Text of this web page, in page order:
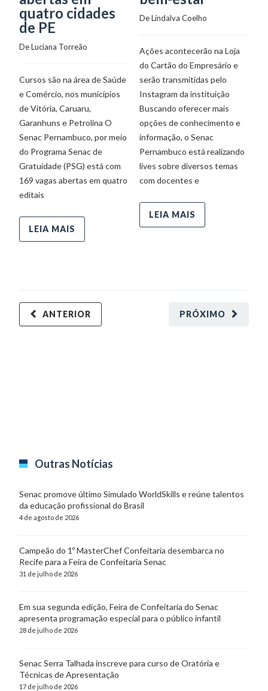
quatro cidades
de PE
De Luciana Torreão
Cursos são na área de Saúde
e Comércio, nos municípios
de Vitória, Caruaru,
Garanhuns e Petrolina O
Senac Pernambuco, por meio
do Programa Senac de
Gratuidade (PSG) está com
169 vagas abertas em quatro
editais
LEIA MAIS
De Lindalva Coelho
Ações acontecerão na Loja
do Cartão do Empresário e
serão transmitidas pelo
Instagram da instituição
Buscando oferecer mais
opções de conhecimento e
informação, o Senac
Pernambuco está realizando
lives sobre diversos temas
com docentes e
LEIA MAIS
PRÓXIMO
ANTERIOR
Outras Notícias
Senac promove último Simulado WorldSkills e reúne talentos
da educação profissional do Brasil
4 de agosto de 2026
Campeão do 1º MasterChef Confeitaria desembarca no
Recife para a Feira de Confeitaria Senac
31 de julho de 2026
Em sua segunda edição, Feira de Confeitaria do Senac
apresenta programação especial para o público infantil
28 de julho de 2026
Senac Serra Talhada inscreve para curso de Oratória e
Técnicas de Apresentação
17 de julho de 2026